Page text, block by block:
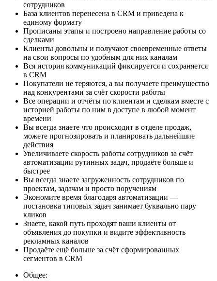
сотрудников
База клиентов перенесена в CRM и приведена к
единому формату
Прописаны этапы и построено направление работы со
сделками
Клиенты довольны и получают своевременные ответы
на свои вопросы по удобным для них каналам
Вся история коммуникаций фиксируется и сохраняется
в CRM
Покупатели не теряются, а вы получаете преимущество
над конкурентами за счёт скорости работы
Все операции и отчёты по клиентам и сделкам вместе с
историей работы по ним в доступе в любой момент
времени
Вы всегда знаете что происходит в отделе продаж,
можете прогнозировать и планировать дальнейшие
действия
Увеличиваете скорость работы сотрудников за счёт
автоматизации рутинных задач, продаёте больше и
быстрее
Вы всегда знаете загруженность сотрудников по
проектам, задачам и просто поручениям
Экономите время благодаря автоматизации —
постановка типовых задач занимает буквально пару
кликов
Знаете, какой путь проходят ваши клиенты от
объявления до покупки и видите эффективность
рекламных каналов
Продаёте ещё больше за счёт сформированных
сегментов в CRM
Общее: